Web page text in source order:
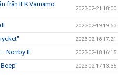
från IFK Värnamo:
2023-02-21 18:00
2023-02-19 19:53
2023-02-18 17:21
Norrby IF 2023-02-18 16:15
2023-02-17 13:35